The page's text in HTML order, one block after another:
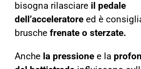
bisogna rilasciare il pedale
dell’acceleratore ed è
brusche frenate o sterzate.
Anche la pressione e la